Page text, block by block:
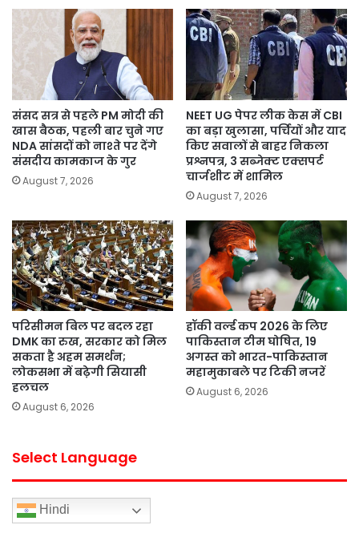
संसद सत्र से पहले PM मोदी की
खास बैठक, पहली बार चुने गए
NDA सांसदों को नाश्ते पर देंगे
संसदीय कामकाज के गुर
August 7, 2026
NEET UG पेपर लीक केस में CBI
का बड़ा खुलासा, पर्चियों और याद
किए सवालों से बाहर निकला
प्रश्नपत्र, 3 सब्जेक्ट एक्सपर्ट
चार्जशीट में शामिल
August 7, 2026
परिसीमन बिल पर बदल रहा
DMK का रुख, सरकार को मिल
सकता है अहम समर्थन;
लोकसभा में बढ़ेगी सियासी
हलचल
August 6, 2026
हॉकी वर्ल्ड कप 2026 के लिए
पाकिस्तान टीम घोषित, 19
अगस्त को भारत-पाकिस्तान
महामुकाबले पर टिकी नजरें
August 6, 2026
Select Language
Hindi